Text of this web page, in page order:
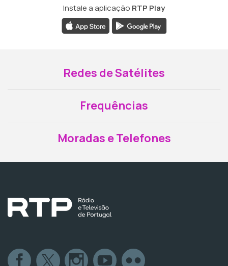
Instale a aplicação RTP Play
Redes de Satélites
Frequências
Moradas e Telefones